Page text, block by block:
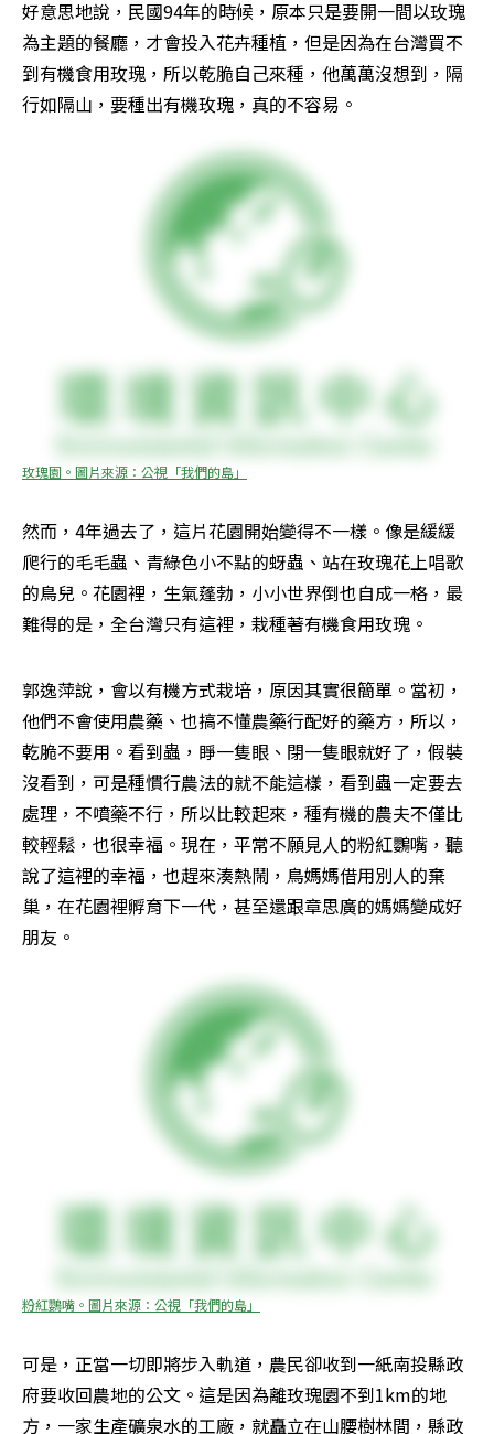
好意思地說，民國94年的時候，原本只是要開一間以玫瑰
為主題的餐廳，才會投入花卉種植，但是因為在台灣買不
到有機食用玫瑰，所以乾脆自己來種，他萬萬沒想到，隔
行如隔山，要種出有機玫瑰，真的不容易。
玫瑰園。圖片來源：公視「我們的島」
然而，4年過去了，這片花園開始變得不一樣。像是緩緩
爬行的毛毛蟲、青綠色小不點的蚜蟲、站在玫瑰花上唱歌
的鳥兒。花園裡，生氣蓬勃，小小世界倒也自成一格，最
難得的是，全台灣只有這裡，栽種著有機食用玫瑰。
郭逸萍說，會以有機方式栽培，原因其實很簡單。當初，
他們不會使用農藥、也搞不懂農藥行配好的藥方，所以，
乾脆不要用。看到蟲，睜一隻眼、閉一隻眼就好了，假裝
沒看到，可是種慣行農法的就不能這樣，看到蟲一定要去
處理，不噴藥不行，所以比較起來，種有機的農夫不僅比
較輕鬆，也很幸福。現在，平常不願見人的粉紅鸚嘴，聽
說了這裡的幸福，也趕來湊熱鬧，鳥媽媽借用別人的棄
巢，在花園裡孵育下一代，甚至還跟章思廣的媽媽變成好
朋友。
粉紅鸚嘴。圖片來源：公視「我們的島」
可是，正當一切即將步入軌道，農民卻收到一紙南投縣政
府要收回農地的公文。這是因為離玫瑰園不到1km的地
方，一家生產礦泉水的工廠，就矗立在山腰樹林間，縣政